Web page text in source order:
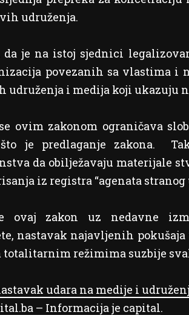
udruženja.
da je na istoj sjednici
povezanih sa vlastima i
udruženja i medija koji ukazuju
ovim zakonom ograničava
je predlaganje zakona.
da obilježavaju materijale
iz registra “agenata stranog
ovaj zakon uz nedavne
nastavak najavljenih pokušaja
totalitarnim režimima suzbije
udara na medije i
– Informacija je capital.